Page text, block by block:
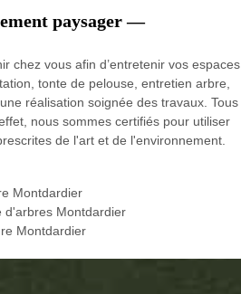
paysager —
chez vous afin d’entretenir vos espaces
tonte de pelouse, entretien arbre,
réalisation soignée des travaux. Tous
nous sommes certifiés pour utiliser
de l'art et de l'environnement.
Montdardier
d'arbres Montdardier
Montdardier